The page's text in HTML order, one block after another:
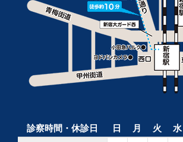
診察時間・休診日 日 月 火 水